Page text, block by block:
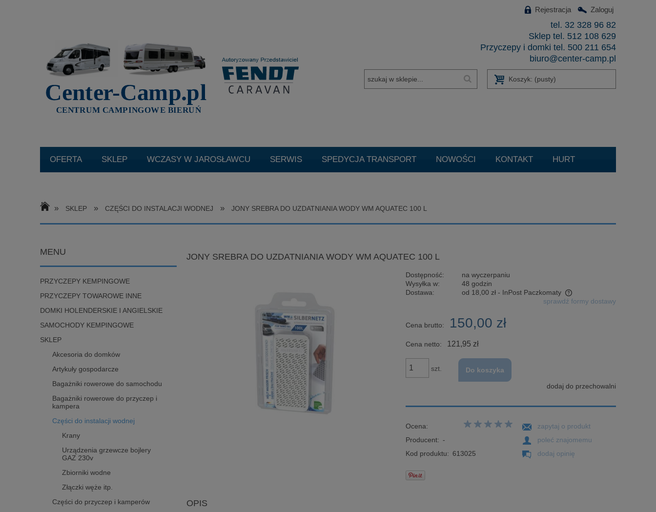
Rejestracja Zaloguj
tel. 32 328 96 82
Sklep tel. 512 108 629
Przyczepy i domki tel. 500 211 654
biuro@center-camp.pl
Koszyk: (pusty)
SKLEP WCZASY W JAROSŁAWCU SERWIS SPEDYCJA TRANSPORT NOWOŚCI KONTAKT HURT
» SKLEP » CZĘŚCI DO INSTALACJI WODNEJ » JONY SREBRA DO UZDATNIANIA WODY WM AQUATEC 100 L
MENU
PRZYCZEPY KEMPINGOWE
PRZYCZEPY TOWAROWE INNE
DOMKI HOLENDERSKIE I ANGIELSKIE
SAMOCHODY KEMPINGOWE
SKLEP
Akcesoria do domków
Artykuły gospodarcze
Bagażniki rowerowe do samochodu
Bagażniki rowerowe do przyczep i
kampera
Części do instalacji wodnej
Krany
Urządzenia grzewcze bojlery
GAZ 230v
Zbiorniki wodne
Złączki węże itp.
Części do przyczep i kamperów
JONY SREBRA DO UZDATNIANIA WODY WM AQUATEC 100 L
Dostępność:
na wyczerpaniu
Wysyłka w:
48 godzin
Dostawa:
od 18,00 zł - InPost Paczkomaty
płatności
sprawdź formy dostawy
Cena brutto: 150,00 zł
Cena netto: 121,95 zł
szt. Do koszyka
dodaj do przechowalni
Ocena:
Producent: -
Kod produktu: 613025
zapytaj o produkt
poleć znajomemu
dodaj opinię
OPIS